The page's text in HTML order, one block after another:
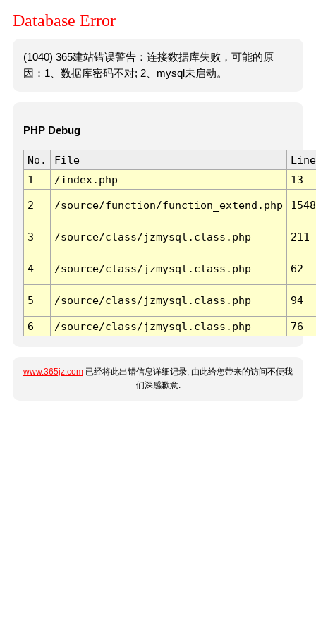
Database Error
(1040) 365建站错误警告：连接数据库失败，可能的原
因：1、数据库密码不对; 2、mysql未启动。
PHP Debug
No. File
Line
1
/index.php 13
2 /source/function/function_extend.php 1548
3 /source/class/jzmysql.class.php 211
4 /source/class/jzmysql.class.php 62
5 /source/class/jzmysql.class.php 94
6 /source/class/jzmysql.class.php 76
www.365jz.com 已经将此出错信息详细记录, 由此给您带来的访问不便我
们深感歉意.